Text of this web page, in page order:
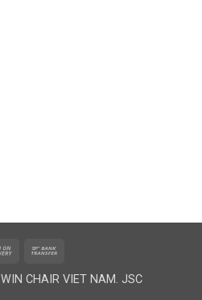
Cash
Delivery
WIN CHAIR VIET NAM. JSC